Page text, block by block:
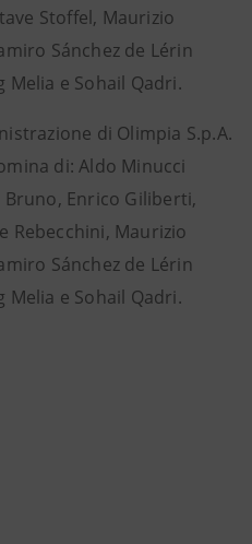
Stoffel, Maurizio
Sánchez de Lérin
Melia e Sohail Qadri.
di Olimpia S.p.A.
di: Aldo Minucci
Enrico Giliberti,
Rebecchini, Maurizio
Sánchez de Lérin
Melia e Sohail Qadri.